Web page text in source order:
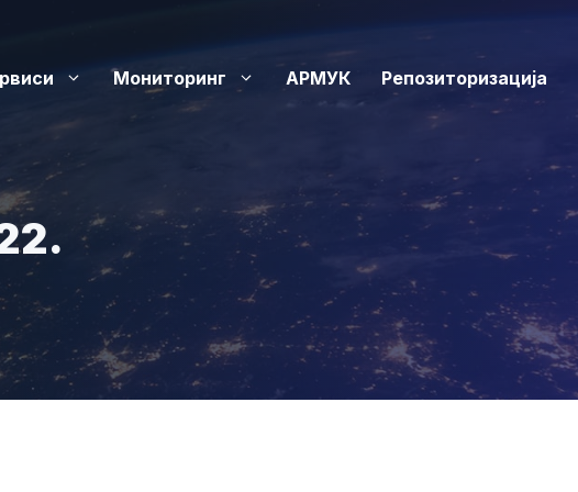
Мониторинг АРМУК Репозиторизација